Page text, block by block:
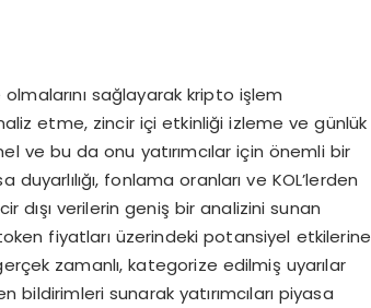
sağlayarak kripto işlem
etme, zincir içi etkinliği izleme ve günlük
ve bu da onu yatırımcılar için önemli bir
fonlama oranları ve KOL’lerden
verilerin geniş bir analizini sunan
fiyatları üzerindeki potansiyel etkilerine
zamanlı, kategorize edilmiş uyarılar
bildirimleri sunarak yatırımcıları piyasa